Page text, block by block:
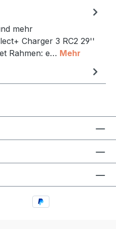
mehr
Charger 3 RC2 29''
Rahmen: e… Mehr